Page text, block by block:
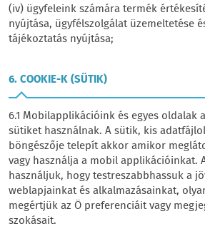
(iv) ügyfeleink számára termék
nyújtása, ügyfélszolgálat üzemeltetése
tájékoztatás nyújtása;
6. COOKIE-K (SÜTIK)
6.1 Mobilapplikációink és egyes oldalak
sütiket használnak. A sütik, kis
böngészője telepít akkor amikor
vagy használja a mobil applikációinkat.
használjuk, hogy testreszabbhassuk a
weblapjainkat és alkalmazásainkat,
megértjük az Ö preferenciáit vagy
szokásait.